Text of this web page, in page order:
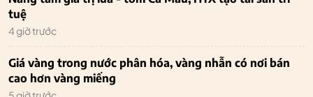
tuệ
4 giờ trước
Giá vàng trong nước phân hóa, vàng nhẫn có nơi bán
cao hơn vàng miếng